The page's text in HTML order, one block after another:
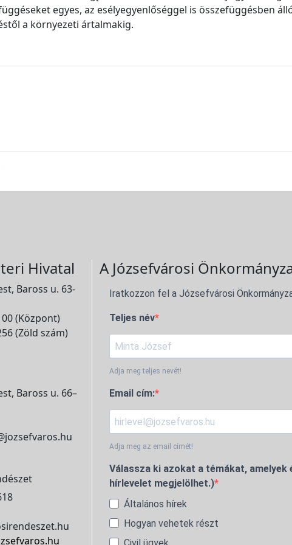
egyes, az esélyegyenlőséggel is összefüggésben
a környezeti ártalmakig.
Hivatal
Baross u. 63-
(Központ)
(Zöld szám)
Baross u. 66–
A Józsefvárosi
Iratkozzon fel a Józsefvárosi
Teljes név
Adja meg teljes nevét!
Email cím:
Adja meg az email címét!
Válassza ki azokat a témákat, amelyek
hírlevelet megjelölhet.)
Általános hírek
Hogyan vehetek részt